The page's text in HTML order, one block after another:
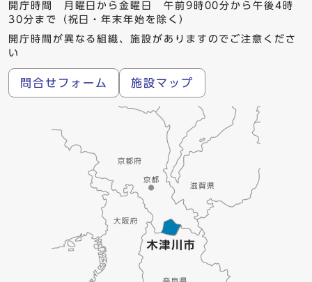
開庁時間 月曜日から金曜日 午前9時00分から午後4時
30分まで（祝日・年末年始を除く）
開庁時間が異なる組織、施設がありますのでご注意くださ
い
問合せフォーム 施設マップ